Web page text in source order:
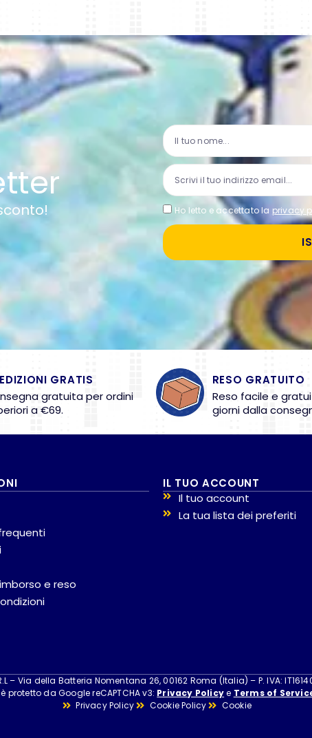
Ho letto e accettato la privacy
GRATIS
gratuita per ordini
a €69.
RESO GRATUITO
Reso facile e
giorni dalla
e reso
IL TUO ACCOUNT
Il tuo account
La tua lista dei preferiti
– Via della Batteria Nomentana 26, 00162 Roma (Italia) – P. IVA:
protetto da Google reCAPTCHA v3: Privacy Policye Terms of
Privacy Policy
Cookie Policy Cookie